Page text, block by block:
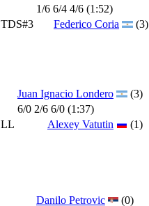
1/6 6/4 4/6 (1:52)
TDS#3
Federico Coria (3)
Juan Ignacio Londero
(3)
6/0 2/6 6/0 (1:37)
LL
Alexey Vatutin
(1)
Danilo Petrovic (0)